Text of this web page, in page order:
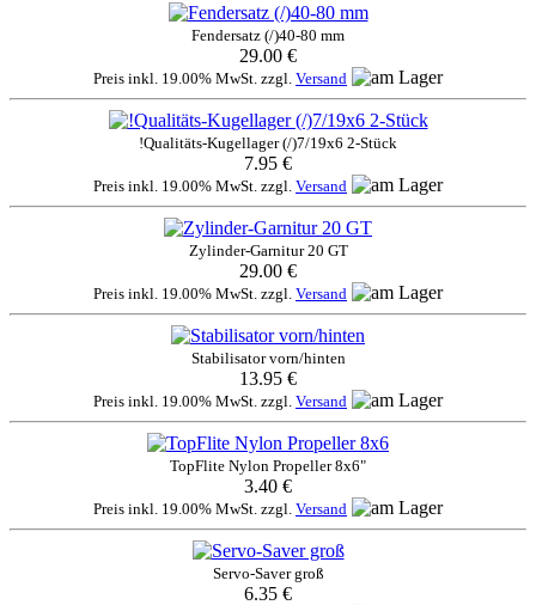
Fendersatz (/)40-80 mm
29.00 €
Preis inkl. 19.00% MwSt. zzgl. Versand
!Qualitäts-Kugellager (/)7/19x6 2-Stück
7.95 €
Preis inkl. 19.00% MwSt. zzgl. Versand
Zylinder-Garnitur 20 GT
29.00 €
Preis inkl. 19.00% MwSt. zzgl. Versand
Stabilisator vorn/hinten
13.95 €
Preis inkl. 19.00% MwSt. zzgl. Versand
TopFlite Nylon Propeller 8x6"
3.40 €
Preis inkl. 19.00% MwSt. zzgl. Versand
Servo-Saver groß
6.35 €